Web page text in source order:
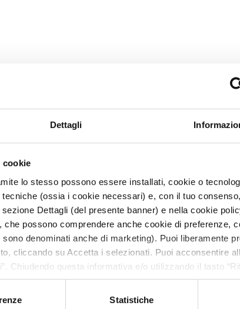
Dettagli
cookie
lo stesso possono essere installati, cookie o
(ossia i cookie necessari) e, con il tuo
Dettagli (del presente banner) e nella cookie
possono comprendere anche cookie di preferenze,
denominati anche di marketing). Puoi liberamente
cliccando su Accetta i selezionati. Puoi acconsentire
Chiudendo questa informativa e/o utilizzando il tasto
i cookie non tecnici e verranno installati solamente i
13 del Regolamento (UE) 2016/679, non riportate
Statistiche
essere richiesta nelle seguenti modalità:
LO SPORTELLO